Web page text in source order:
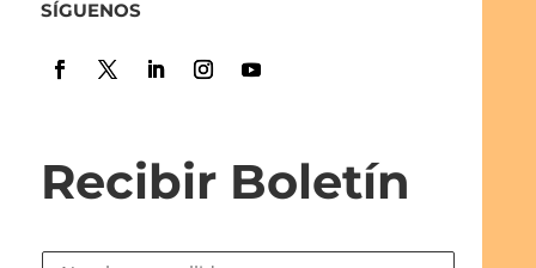
SÍGUENOS
Recibir Boletín
N